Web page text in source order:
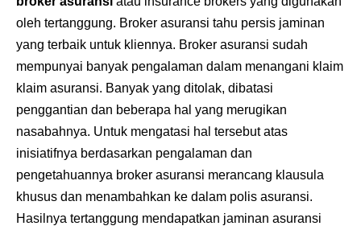
oleh tertanggung. Broker asuransi tahu persis jaminan
yang terbaik untuk kliennya. Broker asuransi sudah
mempunyai banyak pengalaman dalam menangani klaim
klaim asuransi. Banyak yang ditolak, dibatasi
penggantian dan beberapa hal yang merugikan
nasabahnya. Untuk mengatasi hal tersebut atas
inisiatifnya berdasarkan pengalaman dan
pengetahuannya broker asuransi merancang klausula
khusus dan menambahkan ke dalam polis asuransi.
Hasilnya tertanggung mendapatkan jaminan asuransi